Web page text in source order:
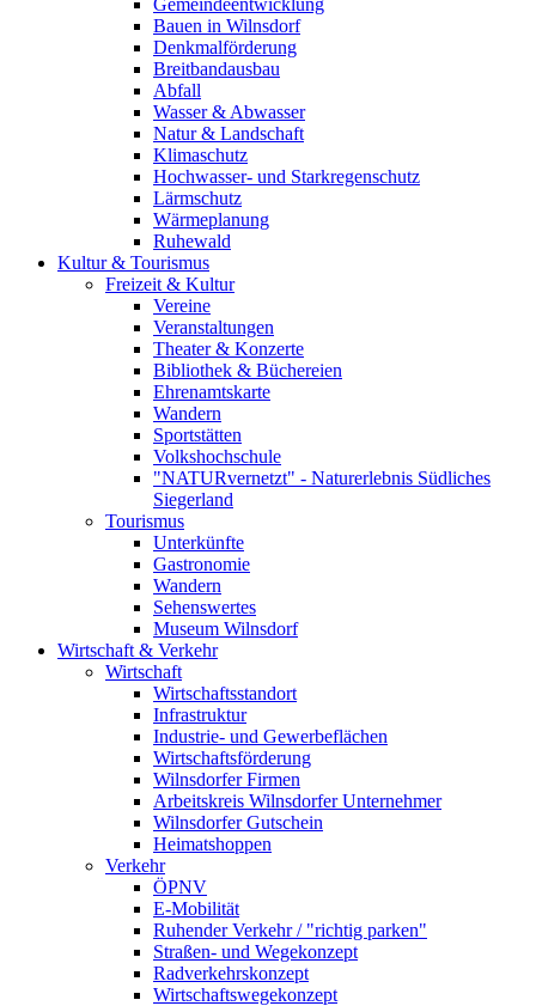
Gemeindeentwicklung
Bauen in Wilnsdorf
Denkmalförderung
Breitbandausbau
Abfall
Wasser & Abwasser
Natur & Landschaft
Klimaschutz
Hochwasser- und Starkregenschutz
Lärmschutz
Wärmeplanung
Ruhewald
Kultur & Tourismus
Freizeit & Kultur
Vereine
Veranstaltungen
Theater & Konzerte
Bibliothek & Büchereien
Ehrenamtskarte
Wandern
Sportstätten
Volkshochschule
"NATURvernetzt" - Naturerlebnis Südliches
Siegerland
Tourismus
Unterkünfte
Gastronomie
Wandern
Sehenswertes
Museum Wilnsdorf
Wirtschaft & Verkehr
Wirtschaft
Wirtschaftsstandort
Infrastruktur
Industrie- und Gewerbeflächen
Wirtschaftsförderung
Wilnsdorfer Firmen
Arbeitskreis Wilnsdorfer Unternehmer
Wilnsdorfer Gutschein
Heimatshoppen
Verkehr
ÖPNV
E-Mobilität
Ruhender Verkehr / "richtig parken"
Straßen- und Wegekonzept
Radverkehrskonzept
Wirtschaftswegekonzept